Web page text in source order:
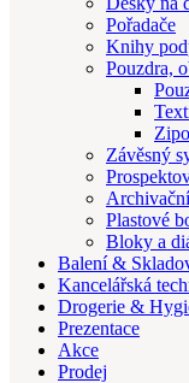
Pořadače
Knihy
Pouzdra,
Závěsný
Plastové
Bloky a
Balení &
Kancelářská
Drogerie &
Prezentace
Akce
Prodej